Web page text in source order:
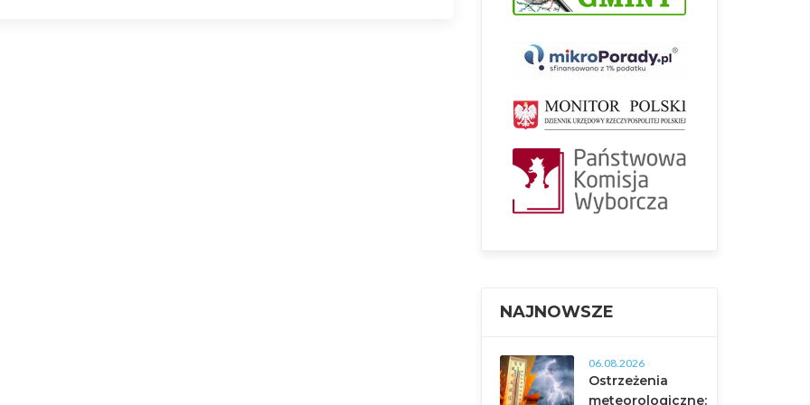
NAJNOWSZE
06.08.2026
Ostrzeżenia
meteorologiczne: